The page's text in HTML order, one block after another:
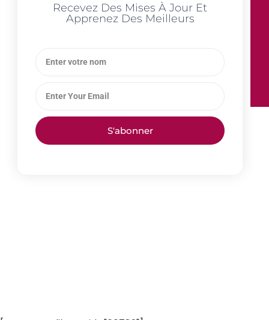
Recevez Des Mises À Jour Et
Apprenez Des Meilleurs
S'abonner